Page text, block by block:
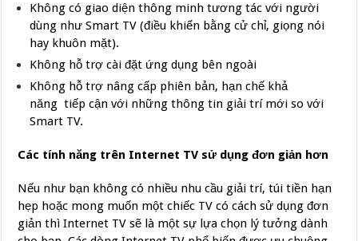
Không có giao diện thông minh tương tác với người
dùng như Smart TV (điều khiển bằng cử chỉ, giọng nói
hay khuôn mặt).
Không hỗ trợ cài đặt ứng dụng bên ngoài
Không hỗ trợ nâng cấp phiên bản, hạn chế khả
năng tiếp cận với những thông tin giải trí mới so với
Smart TV.
Các tính năng trên Internet TV sử dụng đơn giản hơn
Nếu như bạn không có nhiều nhu cầu giải trí, túi tiền hạn
hẹp hoặc mong muốn một chiếc TV có cách sử dụng đơn
giản thì Internet TV sẽ là một sự lựa chọn lý tưởng dành